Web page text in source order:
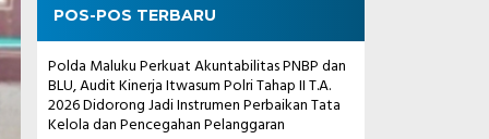
POS-POS TERBARU
Polda Maluku Perkuat Akuntabilitas PNBP dan
BLU, Audit Kinerja Itwasum Polri Tahap II T.A.
2026 Didorong Jadi Instrumen Perbaikan Tata
Kelola dan Pencegahan Pelanggaran